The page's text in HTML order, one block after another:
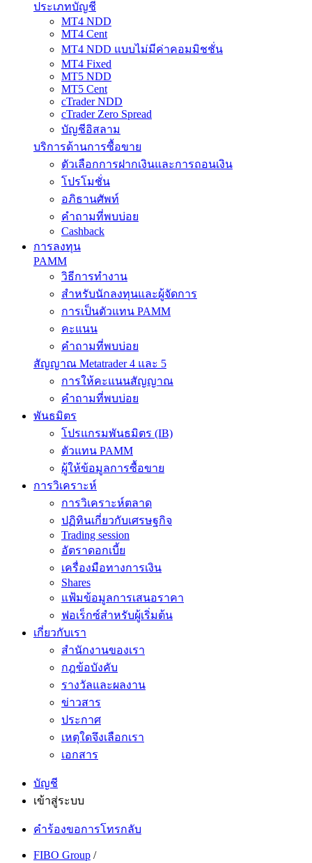
ประเภทบัญชี
MT4 NDD
MT4 Cent
MT4 NDD แบบไม่มีค่าคอมมิชชั่น
MT4 Fixed
MT5 NDD
MT5 Cent
cTrader NDD
cTrader Zero Spread
บัญชีอิสลาม
บริการด้านการซื้อขาย
ตัวเลือกการฝากเงินและการถอนเงิน
โปรโมชั่น
อภิธานศัพท์
คำถามที่พบบ่อย
Cashback
การลงทุน
PAMM
วิธีการทำงาน
สำหรับนักลงทุนและผู้จัดการ
การเป็นตัวแทน PAMM
คะแนน
คำถามที่พบบ่อย
สัญญาณ Metatrader 4 และ 5
การให้คะแนนสัญญาณ
คำถามที่พบบ่อย
พันธมิตร
โปรแกรมพันธมิตร (IB)
ตัวแทน PAMM
ผู้ให้ข้อมูลการซื้อขาย
การวิเคราะห์
การวิเคราะห์ตลาด
ปฏิทินเกี่ยวกับเศรษฐกิจ
Trading session
อัตราดอกเบี้ย
เครื่องมือทางการเงิน
Shares
แฟ้มข้อมูลการเสนอราคา
ฟอเร็กซ์สำหรับผู้เริ่มต้น
เกี่ยวกับเรา
สำนักงานของเรา
กฎข้อบังคับ
รางวัลและผลงาน
ข่าวสาร
ประกาศ
เหตุใดจึงเลือกเรา
เอกสาร
บัญชี
เข้าสู่ระบบ
คำร้องขอการโทรกลับ
FIBO Group /